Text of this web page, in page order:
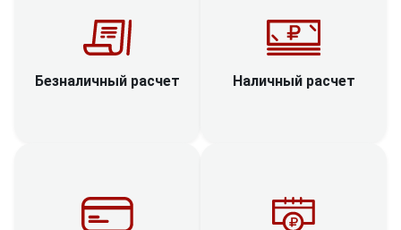
Безналичный расчет Наличный расчет